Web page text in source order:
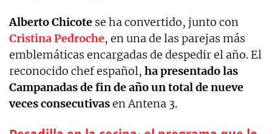
Alberto Chicote se ha convertido, junto con
Cristina Pedroche, en una de las parejas más
emblemáticas encargadas de despedir el año. El
reconocido chef español, ha presentado las
Campanadas de fin de año un total de nueve
veces consecutivasen Antena 3.